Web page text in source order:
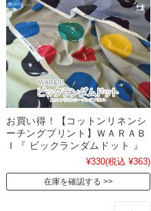
お買い得！【コットンリネンシ
ーチングプリント】ＷＡＲＡＢ
Ｉ『 ビックランダムドット 』
¥330(税込 ¥363)
在庫を確認する